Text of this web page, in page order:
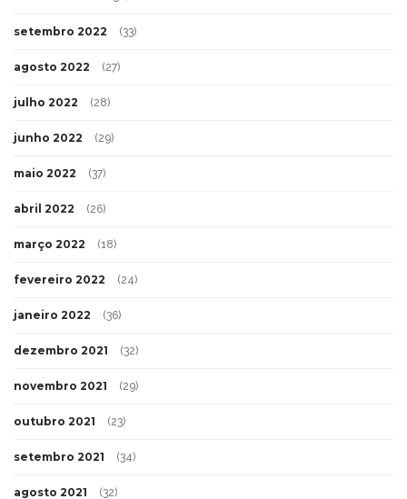
setembro 2022 (33)
agosto 2022 (27)
julho 2022 (28)
junho 2022 (29)
maio 2022 (37)
abril 2022 (26)
março 2022 (18)
fevereiro 2022 (24)
janeiro 2022 (36)
dezembro 2021 (32)
novembro 2021 (29)
outubro 2021 (23)
setembro 2021 (34)
agosto 2021 (32)